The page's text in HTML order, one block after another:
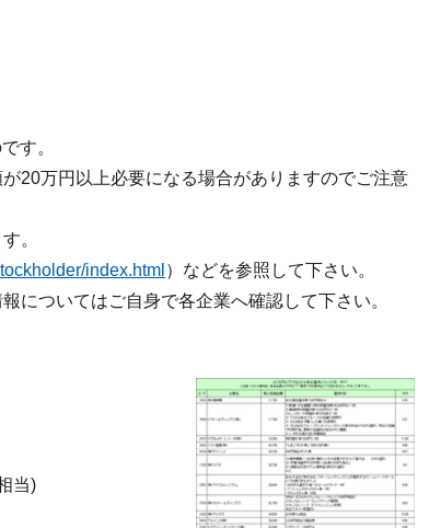
す。
20万円以上必要になる場合がありますのでご注意
。
index.html ）などを参照して下さい。
についてはご自身で各企業へ確認して下さい。
当)